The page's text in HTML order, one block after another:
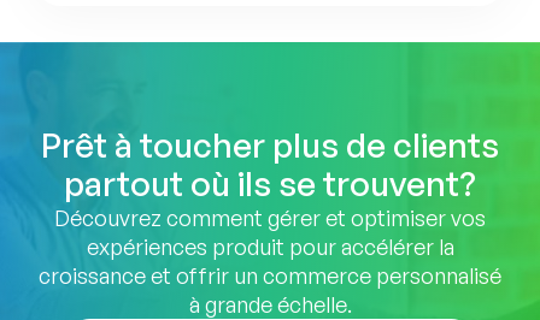
Prêt à toucher plus de clients
partout où ils se trouvent?
Découvrez comment gérer et optimiser vos
expériences produit pour accélérer la
croissance et offrir un commerce personnalisé
à grande échelle.